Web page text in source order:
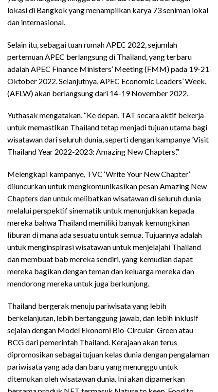
lokasi di Bangkok yang menampilkan karya 73 seniman lokal
dan internasional.
Selain itu, sebagai tuan rumah APEC 2022, sejumlah
pertemuan APEC berlangsung di Thailand, yang terbaru
adalah APEC Finance Ministers’ Meeting (FMM) pada 19-21
Oktober 2022. Selanjutnya, APEC Economic Leaders’ Week.
(AELW) akan berlangsung dari 14-19 November 2022.
Yuthasak mengatakan, “Ke depan, TAT secara aktif bekerja
untuk memastikan Thailand tetap menjadi tujuan utama bagi
wisatawan dari seluruh dunia, seperti dengan kampanye ‘Visit
Thailand Year 2022-2023: Amazing New Chapters’.”
Melengkapi kampanye, TVC ‘Write Your New Chapter’
diluncurkan untuk mengkomunikasikan pesan Amazing New
Chapters dan untuk melibatkan wisatawan di seluruh dunia
melalui perspektif sinematik untuk menunjukkan kepada
mereka bahwa Thailand memiliki banyak kemungkinan
liburan di mana ada sesuatu untuk semua. Tujuannya adalah
untuk menginspirasi wisatawan untuk menjelajahi Thailand
dan membuat bab mereka sendiri, yang kemudian dapat
mereka bagikan dengan teman dan keluarga mereka dan
mendorong mereka untuk juga berkunjung.
Thailand bergerak menuju pariwisata yang lebih
berkelanjutan, lebih bertanggung jawab, dan lebih inklusif
sejalan dengan Model Ekonomi Bio-Circular-Green atau
BCG dari pemerintah Thailand. Kerajaan akan terus
dipromosikan sebagai tujuan kelas dunia dengan pengalaman
pariwisata yang ada dan baru yang menunggu untuk
ditemukan oleh wisatawan dunia. Ini akan dipamerkan